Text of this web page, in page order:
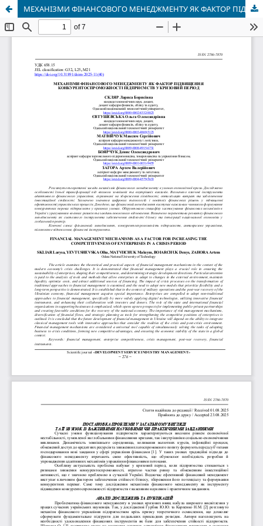
МЕХАНІЗМИ ФІНАНСОВОГО МЕНЕДЖМЕНТУ ЯК ФАКТОР ПІДВИЩЕННЯ КОНКУРЕНТОСПРОМОЖНОСТІ ПІДПРИЄМСТВ У КРИЗОВИЙ ПЕРІОД